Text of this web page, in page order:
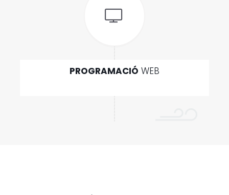
PROGRAMACIÓ WEB